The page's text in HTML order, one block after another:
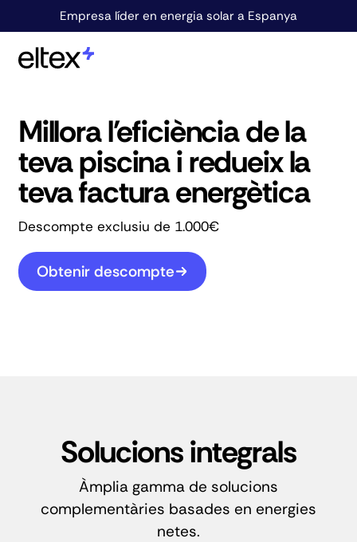
Empresa líder en energia solar a Espanya
Millora l'eficiència de la
teva piscina i redueix la
teva factura energètica
Descompte exclusiu de 1.000€
Obtenir descompte
Solucions integrals
Àmplia gamma de solucions
complementàries basades en energies
netes.